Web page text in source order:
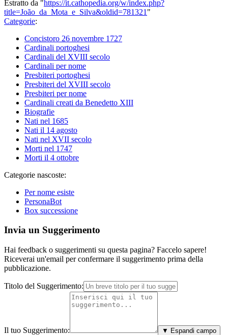
Estratto da "https://it.cathopedia.org/w/index.php?
title=João_da_Mota_e_Silva&oldid=781321 "
Categorie:
Concistoro 26 novembre 1727
Cardinali portoghesi
Cardinali del XVIII secolo
Cardinali per nome
Presbiteri portoghesi
Presbiteri del XVIII secolo
Presbiteri per nome
Cardinali creati da Benedetto XIII
Biografie
Nati nel 1685
Nati il 14 agosto
Nati nel XVII secolo
Morti nel 1747
Morti il 4 ottobre
Categorie nascoste:
Per nome esiste
PersonaBot
Box successione
Invia un Suggerimento
Hai feedback o suggerimenti su questa pagina? Faccelo sapere!
Riceverai un'email per confermare il suggerimento prima della
pubblicazione.
Titolo del Suggerimento:
Il tuo Suggerimento: ▼ Espandi campo